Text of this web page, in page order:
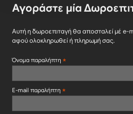
Αγοράστε μία
Αυτή η δωροεπιταγή θα αποσταλεί μέ e-
αφού ολοκληρωθεί ή πληρωμή σας.
Όνομα παραλήπτη
E-mail παραλήπτη